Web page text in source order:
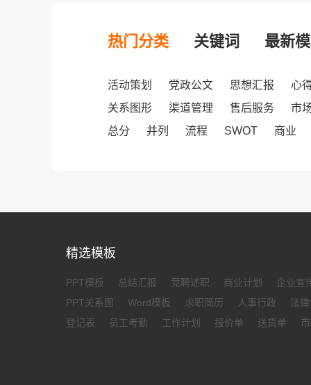
热门分类 关键词 最新
活动策划 党政公文 思想汇报
心
关系图形
渠道管理 售后服务
市
总分
并列 流程 SWOT 商业
精选模板
PPT模板 总结汇报 竞聘述职 商业计划
企业宣
PPT关系图
Word模板 求职简历 人事行政
法
登记表
员工考勤 工作计划 报价单 送货单